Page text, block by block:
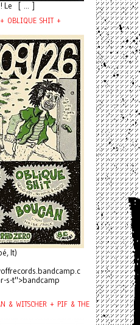
Le [ ... ]
OBLIQUE SHIT +
It)
s-t">bandcamp
& WITSCHER + PIF & THE